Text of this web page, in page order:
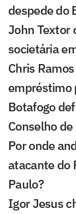
despede do
John Textor
societária
Chris
empréstimo
Botafogo
Conselho
Por onde
atacante do
Paulo?
Igor Jesus